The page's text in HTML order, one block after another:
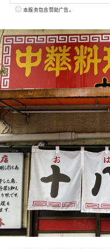
一次的再
老式的人
城市的独
120 个国
本服务包含赞助广告。